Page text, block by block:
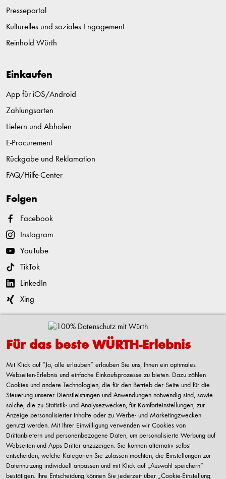
Presseportal
Kulturelles und soziales Engagement
Reinhold Würth
Einkaufen
App für iOS/Android
Zahlungsarten
Liefern und Abholen
E-Procurement
Rückgabe und Reklamation
FAQ/Hilfe-Center
Folgen
Facebook
Instagram
YouTube
TikTok
LinkedIn
Xing
Kontaktieren
Adolf Würth GmbH & Co. KG
74653 Künzelsau-Gaisbach
Deutschland
Alle Kontaktmöglichkeiten
+49 7940 15-2400
info@wuerth.com
Für das beste WÜRTH-Erlebnis
Mit Klick auf “Ja, alle erlauben“ erlauben Sie uns, Ihnen ein optimales
Webseiten-Erlebnis und einfache Einkaufsprozesse zu bieten. Dazu zählen
Cookies und andere Technologien, die für den Betrieb der Seite und für die
Steuerung unserer Dienstleistungen und Anwendungen notwendig sind, sowie
solche, die zu Statistik- und Analysezwecken, für Komforteinstellungen, zur
Anzeige personalisierter Inhalte oder zu Werbe- und Marketingzwecken
genutzt werden. Mit Ihrer Einwilligung verwenden wir Cookies von
Drittanbietern und personenbezogene Daten, um personalisierte Werbung auf
Webseiten und Apps Dritter anzuzeigen. Sie können alternativ selbst
entscheiden, welche Kategorien Sie zulassen möchten, die Einstellungen zur
Datennutzung individuell anpassen und mit Klick auf „Auswahl speichern“
bestätigen. Ihre Entscheidung können Sie jederzeit über „Cookie-Einstellung